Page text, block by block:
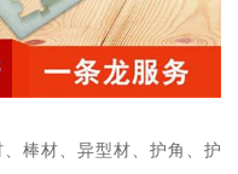
棒材、异型材、护角、护